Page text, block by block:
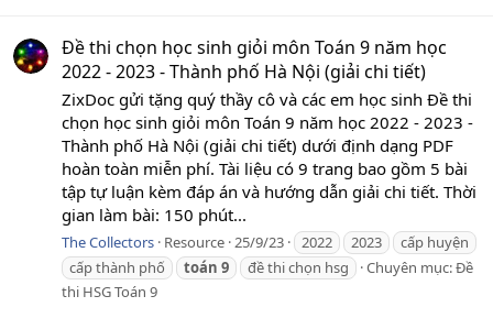
Đề thi chọn học sinh giỏi môn Toán 9 năm học
2022 - 2023 - Thành phố Hà Nội (giải chi tiết)
ZixDoc gửi tặng quý thầy cô và các em học sinh Đề thi
chọn học sinh giỏi môn Toán 9 năm học 2022 - 2023 -
Thành phố Hà Nội (giải chi tiết) dưới định dạng PDF
hoàn toàn miễn phí. Tài liệu có 9 trang bao gồm 5 bài
tập tự luận kèm đáp án và hướng dẫn giải chi tiết. Thời
gian làm bài: 150 phút...
The Collectors Resource 25/9/23 2022 2023
cấp huyện
cấp thành phố
toán 9 đề thi chọn hsg Chuyên mục:Đề
thi HSG Toán 9